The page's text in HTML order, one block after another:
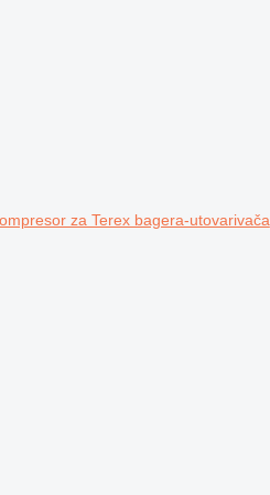
za Terex bagerа-utovarivačа